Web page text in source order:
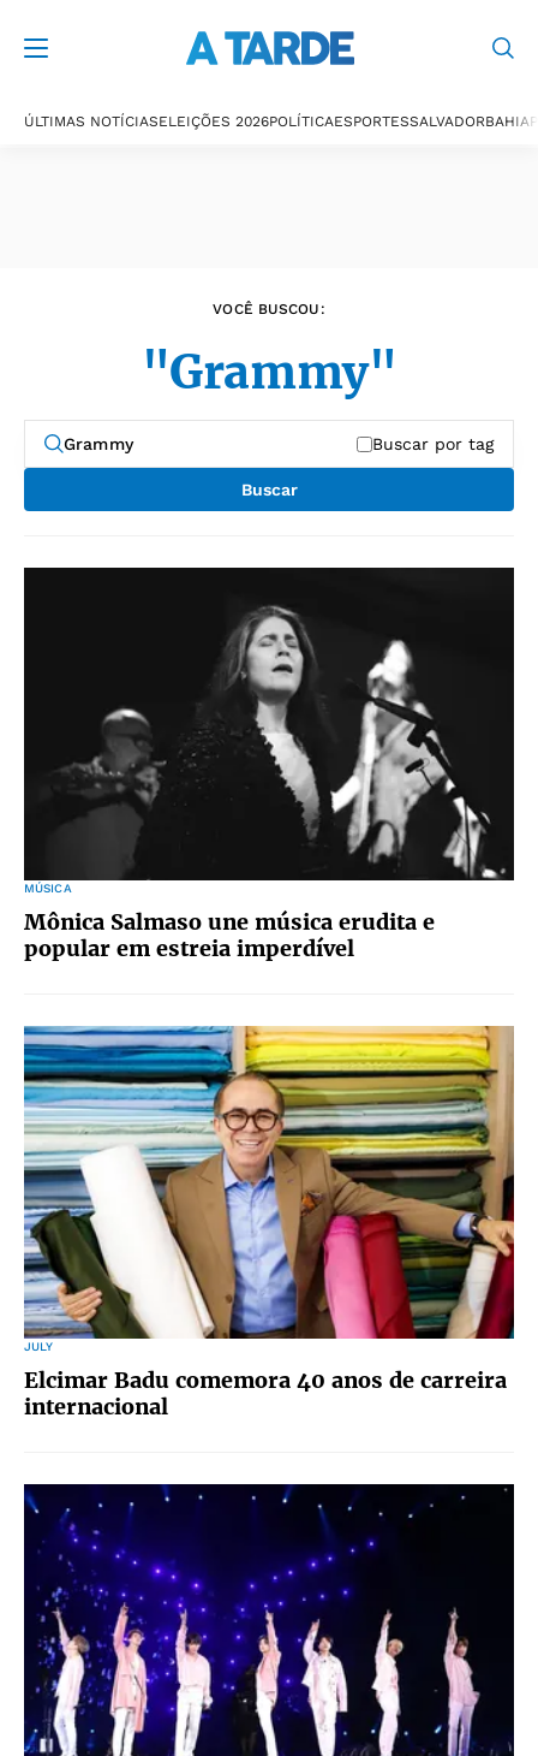
ÚLTIMAS NOTÍCIASELEIÇÕES 2026POLÍTICAESPORTESSALVADORBAHIA
VOCÊ BUSCOU:
"Grammy"
Buscar por tag
Buscar
MÚSICA
Mônica Salmaso une música erudita e
popular em estreia imperdível
JULY
Elcimar Badu comemora 40 anos de carreira
internacional